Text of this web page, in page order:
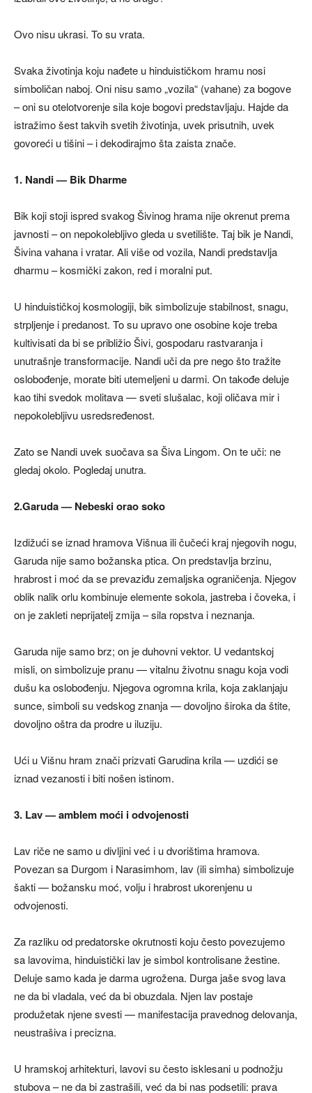
Ovo nisu ukrasi. To su vrata.
Svaka životinja koju nađete u hinduističkom hramu nosi
simboličan naboj. Oni nisu samo „vozila“ (vahane) za bogove
– oni su otelotvorenje sila koje bogovi predstavljaju. Hajde da
istražimo šest takvih svetih životinja, uvek prisutnih, uvek
govoreći u tišini – i dekodirajmo šta zaista znače.
1. Nandi — Bik Dharme
Bik koji stoji ispred svakog Šivinog hrama nije okrenut prema
javnosti – on nepokolebljivo gleda u svetilište. Taj bik je Nandi,
Šivina vahana i vratar. Ali više od vozila, Nandi predstavlja
dharmu – kosmički zakon, red i moralni put.
U hinduističkoj kosmologiji, bik simbolizuje stabilnost, snagu,
strpljenje i predanost. To su upravo one osobine koje treba
kultivisati da bi se približio Šivi, gospodaru rastvaranja i
unutrašnje transformacije. Nandi uči da pre nego što tražite
oslobođenje, morate biti utemeljeni u darmi. On takođe deluje
kao tihi svedok molitava — sveti slušalac, koji oličava mir i
nepokolebljivu usredsređenost.
Zato se Nandi uvek suočava sa Šiva Lingom. On te uči: ne
gledaj okolo. Pogledaj unutra.
2.Garuda — Nebeski orao soko
Izdižući se iznad hramova Višnua ili čučeći kraj njegovih nogu,
Garuda nije samo božanska ptica. On predstavlja brzinu,
hrabrost i moć da se prevaziđu zemaljska ograničenja. Njegov
oblik nalik orlu kombinuje elemente sokola, jastreba i čoveka, i
on je zakleti neprijatelj zmija – sila ropstva i neznanja.
Garuda nije samo brz; on je duhovni vektor. U vedantskoj
misli, on simbolizuje pranu — vitalnu životnu snagu koja vodi
dušu ka oslobođenju. Njegova ogromna krila, koja zaklanjaju
sunce, simboli su vedskog znanja — dovoljno široka da štite,
dovoljno oštra da prodre u iluziju.
Ući u Višnu hram znači prizvati Garudina krila — uzdići se
iznad vezanosti i biti nošen istinom.
3. Lav — amblem moći i odvojenosti
Lav riče ne samo u divljini već i u dvorištima hramova.
Povezan sa Durgom i Narasimhom, lav (ili simha) simbolizuje
šakti — božansku moć, volju i hrabrost ukorenjenu u
odvojenosti.
Za razliku od predatorske okrutnosti koju često povezujemo
sa lavovima, hinduistički lav je simbol kontrolisane žestine.
Deluje samo kada je darma ugrožena. Durga jaše svog lava
ne da bi vladala, već da bi obuzdala. Njen lav postaje
produžetak njene svesti — manifestacija pravednog delovanja,
neustrašiva i precizna.
U hramskoj arhitekturi, lavovi su često isklesani u podnožju
stubova – ne da bi zastrašili, već da bi nas podsetili: prava